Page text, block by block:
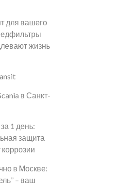
для вашего
жизнь
в Санкт-
1 день:
защита
в Москве:
– ваш